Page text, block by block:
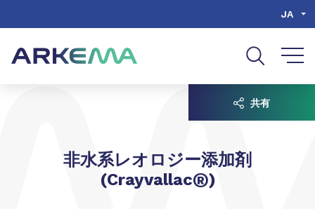
JA
非水系レオロジー添加剤
(Crayvallac®)
共有